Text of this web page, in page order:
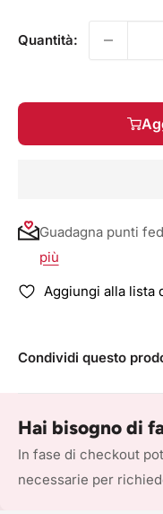
Quantità:
Guadagna punti
più
Aggiungi alla lista
Condividi questo
Hai bisogno di
In fase di checkout
necessarie per